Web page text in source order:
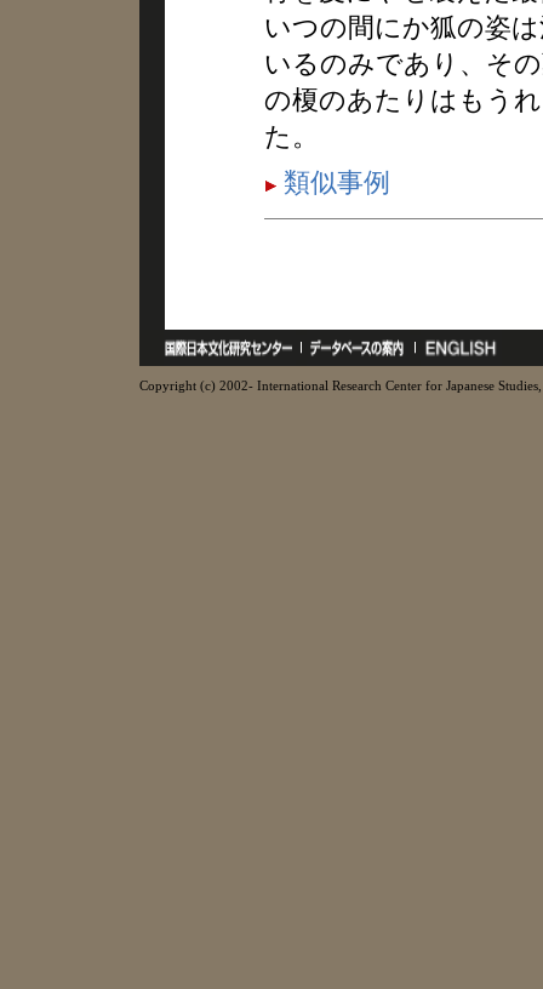
いつの間にか狐の姿
いるのみであり、そ
の榎のあたりはもう
た。
類似事例
Copyright (c) 2002- International Research Center for Japanese